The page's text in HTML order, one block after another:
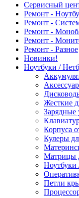
Сервисный
Ремонт -
Ремонт -
Ремонт -
Ремонт -
Ремонт - Разное
Новинки!
Ноутбуки /
Жесткие
Зарядные
Корпуса
Кулеры
Матрицы
Ноутбуки
Петли